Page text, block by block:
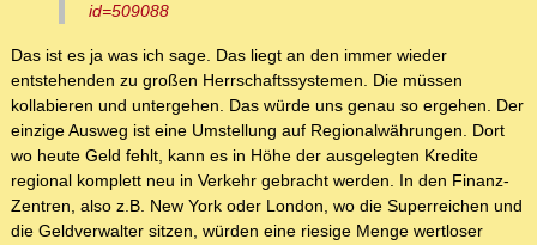
id=509088
Das ist es ja was ich sage. Das liegt an den immer wieder
entstehenden zu großen Herrschaftssystemen. Die müssen
kollabieren und untergehen. Das würde uns genau so ergehen. Der
einzige Ausweg ist eine Umstellung auf Regionalwährungen. Dort
wo heute Geld fehlt, kann es in Höhe der ausgelegten Kredite
regional komplett neu in Verkehr gebracht werden. In den Finanz-
Zentren, also z.B. New York oder London, wo die Superreichen und
die Geldverwalter sitzen, würden eine riesige Menge wertloser